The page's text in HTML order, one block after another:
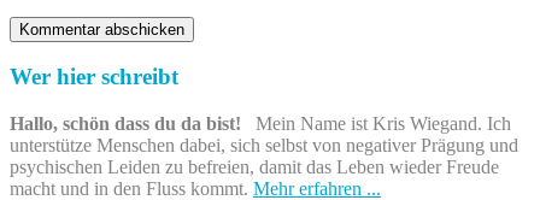
Wer hier schreibt
Hallo, schön dass du da bist! Mein Name ist Kris Wiegand. Ich
unterstütze Menschen dabei, sich selbst von negativer Prägung und
psychischen Leiden zu befreien, damit das Leben wieder Freude
macht und in den Fluss kommt. Mehr erfahren ...